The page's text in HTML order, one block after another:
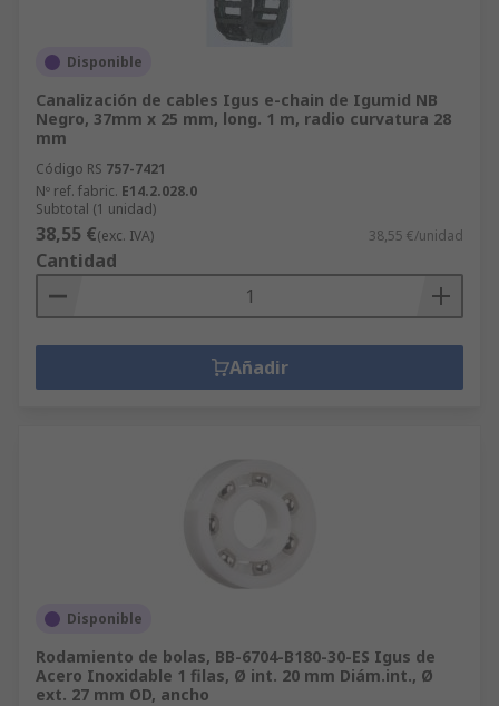
Disponible
Canalización de cables Igus e-chain de Igumid NB
Negro, 37mm x 25 mm, long. 1 m, radio curvatura 28
mm
Código RS 757-7421
Nº ref. fabric. E14.2.028.0
Subtotal (1 unidad)
38,55 €(exc. IVA) 38,55 €/unidad
Cantidad
Añadir
Disponible
Rodamiento de bolas, BB-6704-B180-30-ES Igus de
Acero Inoxidable 1 filas, Ø int. 20 mm Diám.int., Ø
ext. 27 mm OD, ancho